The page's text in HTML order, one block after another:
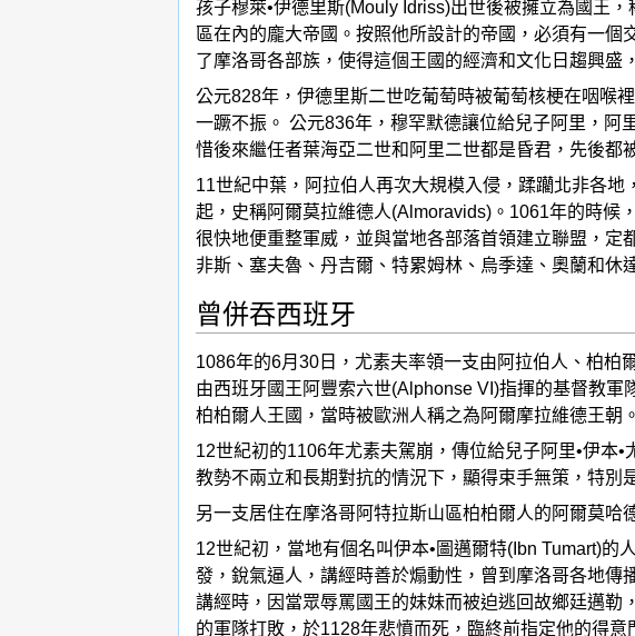
孩子穆萊•伊德里斯(Mouly Idriss)出世後被擁立為國王
區在內的龐大帝國。按照他所設計的帝國，必須有一
了摩洛哥各部族，使得這個王國的經濟和文化日趨興盛
公元828年，伊德里斯二世吃葡萄時被葡萄核梗在咽喉
一蹶不振。 公元836年，穆罕默德讓位給兒子阿里，阿
惜後來繼任者葉海亞二世和阿里二世都是昏君，先後都
11世紀中葉，阿拉伯人再次大規模入侵，蹂躪北非各
起，史稱阿爾莫拉維德人(Almoravids)。1061年的時候
很快地便重整軍威，並與當地各部落首領建立聯盟，
非斯、塞夫魯、丹吉爾、特累姆林、烏季達、奧蘭和休
曾併吞西班牙
1086年的6月30日，尤素夫率領一支由阿拉伯人、柏
由西班牙國王阿豐索六世(Alphonse VI)指揮的基督教
柏柏爾人王國，當時被歐洲人稱之為阿爾摩拉維德王朝。
12世紀初的1106年尤素夫駕崩，傳位給兒子阿里•伊本
教勢不兩立和長期對抗的情況下，顯得束手無策，特別
另一支居住在摩洛哥阿特拉斯山區柏柏爾人的阿爾莫哈
12世紀初，當地有個名叫伊本•圖邁爾特(Ibn Tumart)
發，銳氣逼人，講經時善於煽動性，曾到摩洛哥各地
講經時，因當眾辱罵國王的妹妹而被迫逃回故鄉廷邁
的軍隊打敗，於1128年悲憤而死，臨終前指定他的得意